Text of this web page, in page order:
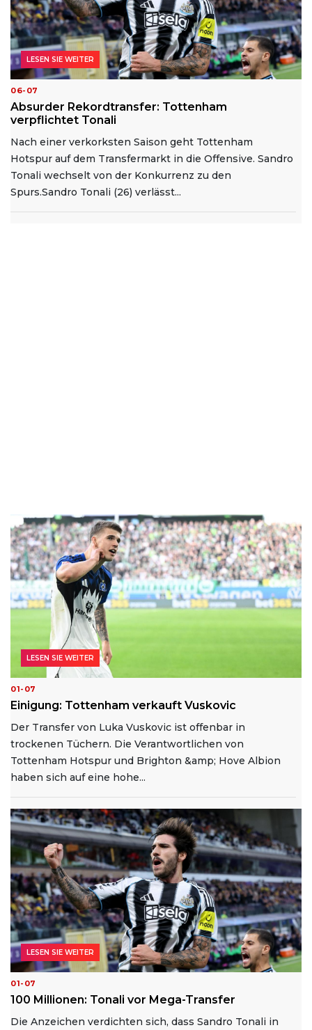
06-07
Absurder Rekordtransfer: Tottenham
verpflichtet Tonali
Nach einer verkorksten Saison geht Tottenham
Hotspur auf dem Transfermarkt in die Offensive. Sandro
Tonali wechselt von der Konkurrenz zu den
Spurs.Sandro Tonali (26) verlässt...
LESEN SIE WEITER
01-07
Einigung: Tottenham verkauft Vuskovic
Der Transfer von Luka Vuskovic ist offenbar in
trockenen Tüchern. Die Verantwortlichen von
Tottenham Hotspur und Brighton &amp; Hove Albion
haben sich auf eine hohe...
LESEN SIE WEITER
01-07
100 Millionen: Tonali vor Mega-Transfer
Die Anzeichen verdichten sich, dass Sandro Tonali in
LESEN SIE WEITER